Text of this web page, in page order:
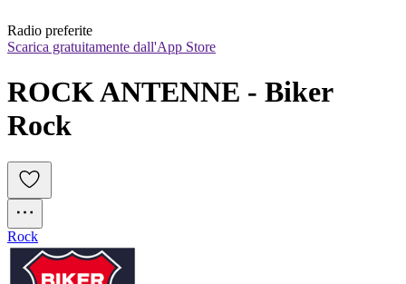
Radio preferite
Scarica gratuitamente dall'App Store
ROCK ANTENNE - Biker
Rock
Rock